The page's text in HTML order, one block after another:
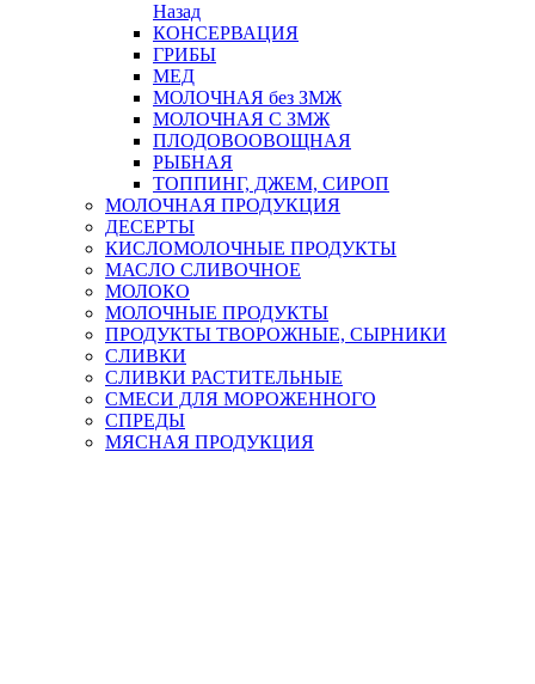
Назад
КОНСЕРВАЦИЯ
ГРИБЫ
МЕД
МОЛОЧНАЯ без ЗМЖ
МОЛОЧНАЯ С ЗМЖ
ПЛОДОВООВОЩНАЯ
РЫБНАЯ
ТОППИНГ, ДЖЕМ, СИРОП
МОЛОЧНАЯ ПРОДУКЦИЯ
ДЕСЕРТЫ
КИСЛОМОЛОЧНЫЕ ПРОДУКТЫ
МАСЛО СЛИВОЧНОЕ
МОЛОКО
МОЛОЧНЫЕ ПРОДУКТЫ
ПРОДУКТЫ ТВОРОЖНЫЕ, СЫРНИКИ
СЛИВКИ
СЛИВКИ РАСТИТЕЛЬНЫЕ
СМЕСИ ДЛЯ МОРОЖЕННОГО
СПРЕДЫ
МЯСНАЯ ПРОДУКЦИЯ